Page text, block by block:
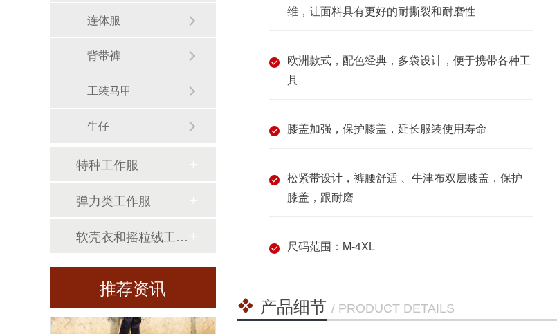
维，让面料具有更好的耐撕裂和耐磨性
欧洲款式，配色经典，多袋设计，便于携带各种工
具
膝盖加强，保护膝盖，延长服装使用寿命
松紧带设计，裤腰舒适 、 牛津布双层膝盖，保护
膝盖，跟耐磨
尺码范围：M-4XL
产品细节 / PRODUCT DETAILS
连体服
背带裤
工装马甲
牛仔
特种工作服
弹力类工作服
软壳衣和摇粒绒工作服
推荐资讯